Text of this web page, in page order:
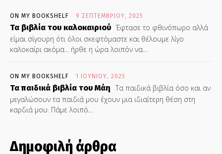
ON MY BOOKSHELF 9 ΣΕΠΤΕΜΒΡΊΟΥ, 2025
Τα βιβλία του καλοκαιριού Έφτασε το φθινόπωρο αλλά
είμαι σίγουρη ότι όλοι σκεφτόμαστε και θέλουμε λίγο
καλοκαίρι ακόμα... ήρθε η ώρα λοιπόν να...
ON MY BOOKSHELF 1 ΙΟΥΝΊΟΥ, 2025
Τα παιδικά βιβλία του Μάη Τα παιδικά βιβλία όσο και αν
μεγαλώσουν τα παιδιά μου έχουν μια ιδιαίτερη θέση στη
καρδιά μου. Πάμε λοιπό...
Δημοφιλή άρθρα